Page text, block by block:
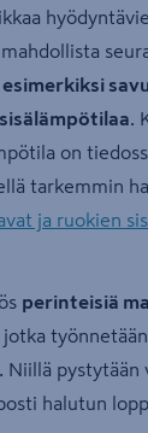
.
on
tarkemmin
ja ruokien
perinteisiä
, jotka
Niillä pystytään
halutun